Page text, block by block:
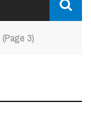
(Page 3)